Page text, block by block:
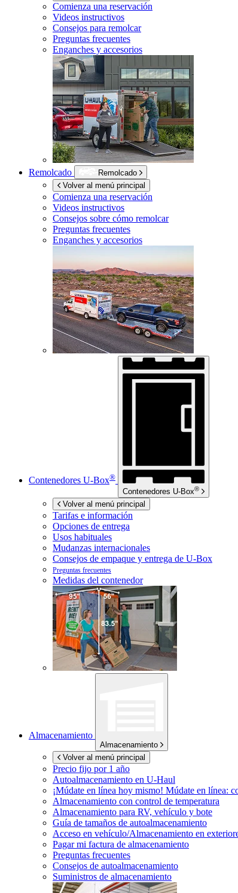
Comienza una reservación
Videos instructivos
Consejos para remolcar
Preguntas frecuentes
Enganches y accesorios
Remolcado
Remolcado
Volver al menú principal
Comienza una reservación
Videos instructivos
Consejos sobre cómo remolcar
Preguntas frecuentes
Enganches y accesorios
Contenedores U-Box®
Contenedores U-Box®
Volver al menú principal
Tarifas e información
Opciones de entrega
Usos habituales
Mudanzas internacionales
Consejos de empaque y entrega de U-Box
Preguntas frecuentes
Medidas del contenedor
Almacenamiento
Almacenamiento
Volver al menú principal
Precio fijo por 1 año
Autoalmacenamiento en U-Haul
¡Múdate en línea hoy mismo! Múdate en línea:
Almacenamiento con control de temperatura
Almacenamiento para RV, vehículo y bote
Guía de tamaños de autoalmacenamiento
Acceso en vehículo/Almacenamiento en
Pagar mi factura de almacenamiento
Preguntas frecuentes
Consejos de autoalmacenamiento
Suministros de almacenamiento